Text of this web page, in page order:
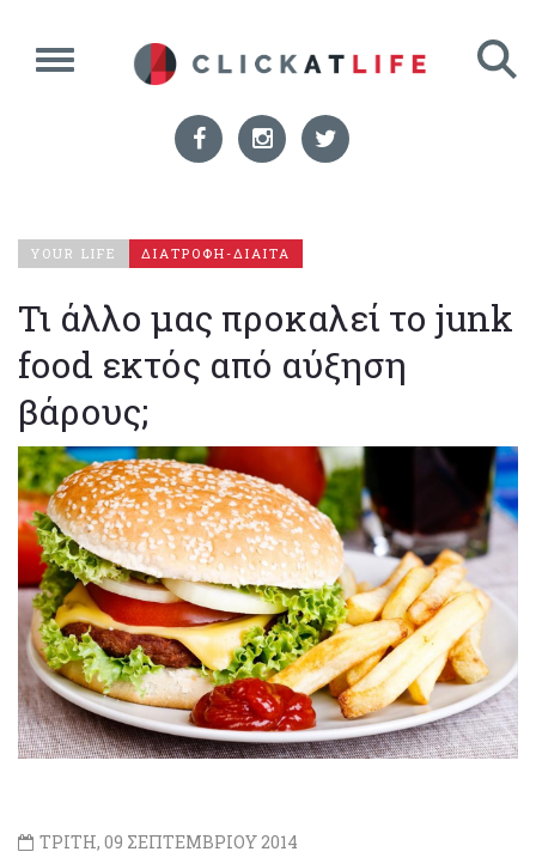
YOUR LIFE ΔΙΑΤΡΟΦΗ-ΔΙΑΙΤΑ
Τι άλλο μας προκαλεί το junk
food εκτός από αύξηση
βάρους;
ΤΡΙΤΗ, 09 ΣΕΠΤΕΜΒΡΙΟΥ 2014